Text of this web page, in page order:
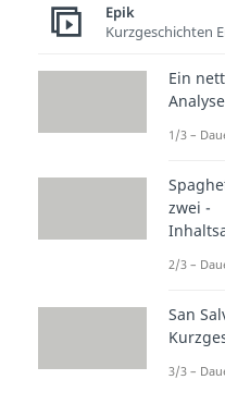
In dieser
Andere
anspricht,
Als beide
die Frau
ihrem
daraufhin
Auch am
Epik
Kurzgeschichten
Ein
Analyse
1/3 –
zwei -
2/3 –
San
3/3 –